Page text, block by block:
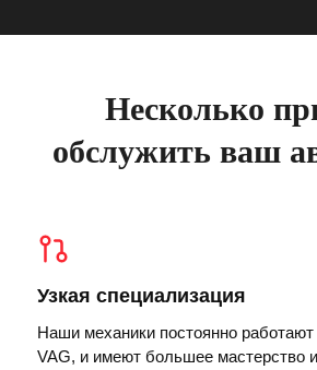
Несколько
обслужить ваш
Узкая специализация
Наши механики постоянно
VAG, и имеют большее мастерство